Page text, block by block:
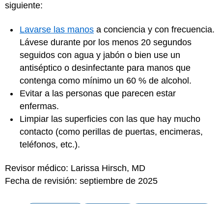
siguiente:
Lavarse las manos a conciencia y con frecuencia.
Lávese durante por los menos 20 segundos
seguidos con agua y jabón o bien use un
antiséptico o desinfectante para manos que
contenga como mínimo un 60 % de alcohol.
Evitar a las personas que parecen estar
enfermas.
Limpiar las superficies con las que hay mucho
contacto (como perillas de puertas, encimeras,
teléfonos, etc.).
Revisor médico: Larissa Hirsch, MD
Fecha de revisión: septiembre de 2025